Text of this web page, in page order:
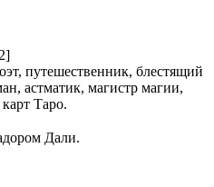
путешественник, блестящий
астматик, магистр магии,
Таро.
Дали.